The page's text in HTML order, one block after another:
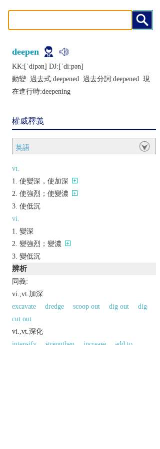
deepen
KK:[ˈdipǝn] DJ:[ˈdiːpǝn]
動變: 過去式:deepened 過去分詞:deepened 現
在進行時:deepening
權威釋義
英語
vt.
使變深，使加深
使強烈；使變濃
使低沉
vi.
變深
變強烈；變濃
變低沉
辨析
同義:
vi.,vt.加深
excavate
dredge scoop out dig out
dig
cut out
vi.,vt.深化
intensify
strengthen increase
add to